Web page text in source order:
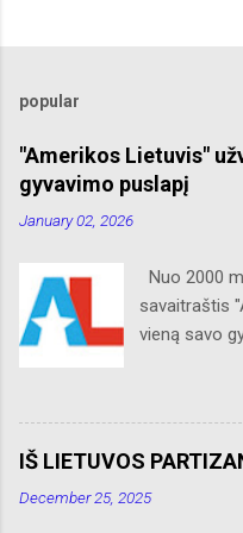
popular
"Amerikos Lietuvis"
gyvavimo puslapį
January 02, 2026
Nuo 2000
savaitraštis
vieną savo
skelbtų AL
veiklą,
apie Čikagą
savo
IŠ LIETUVOS
December 25, 2025